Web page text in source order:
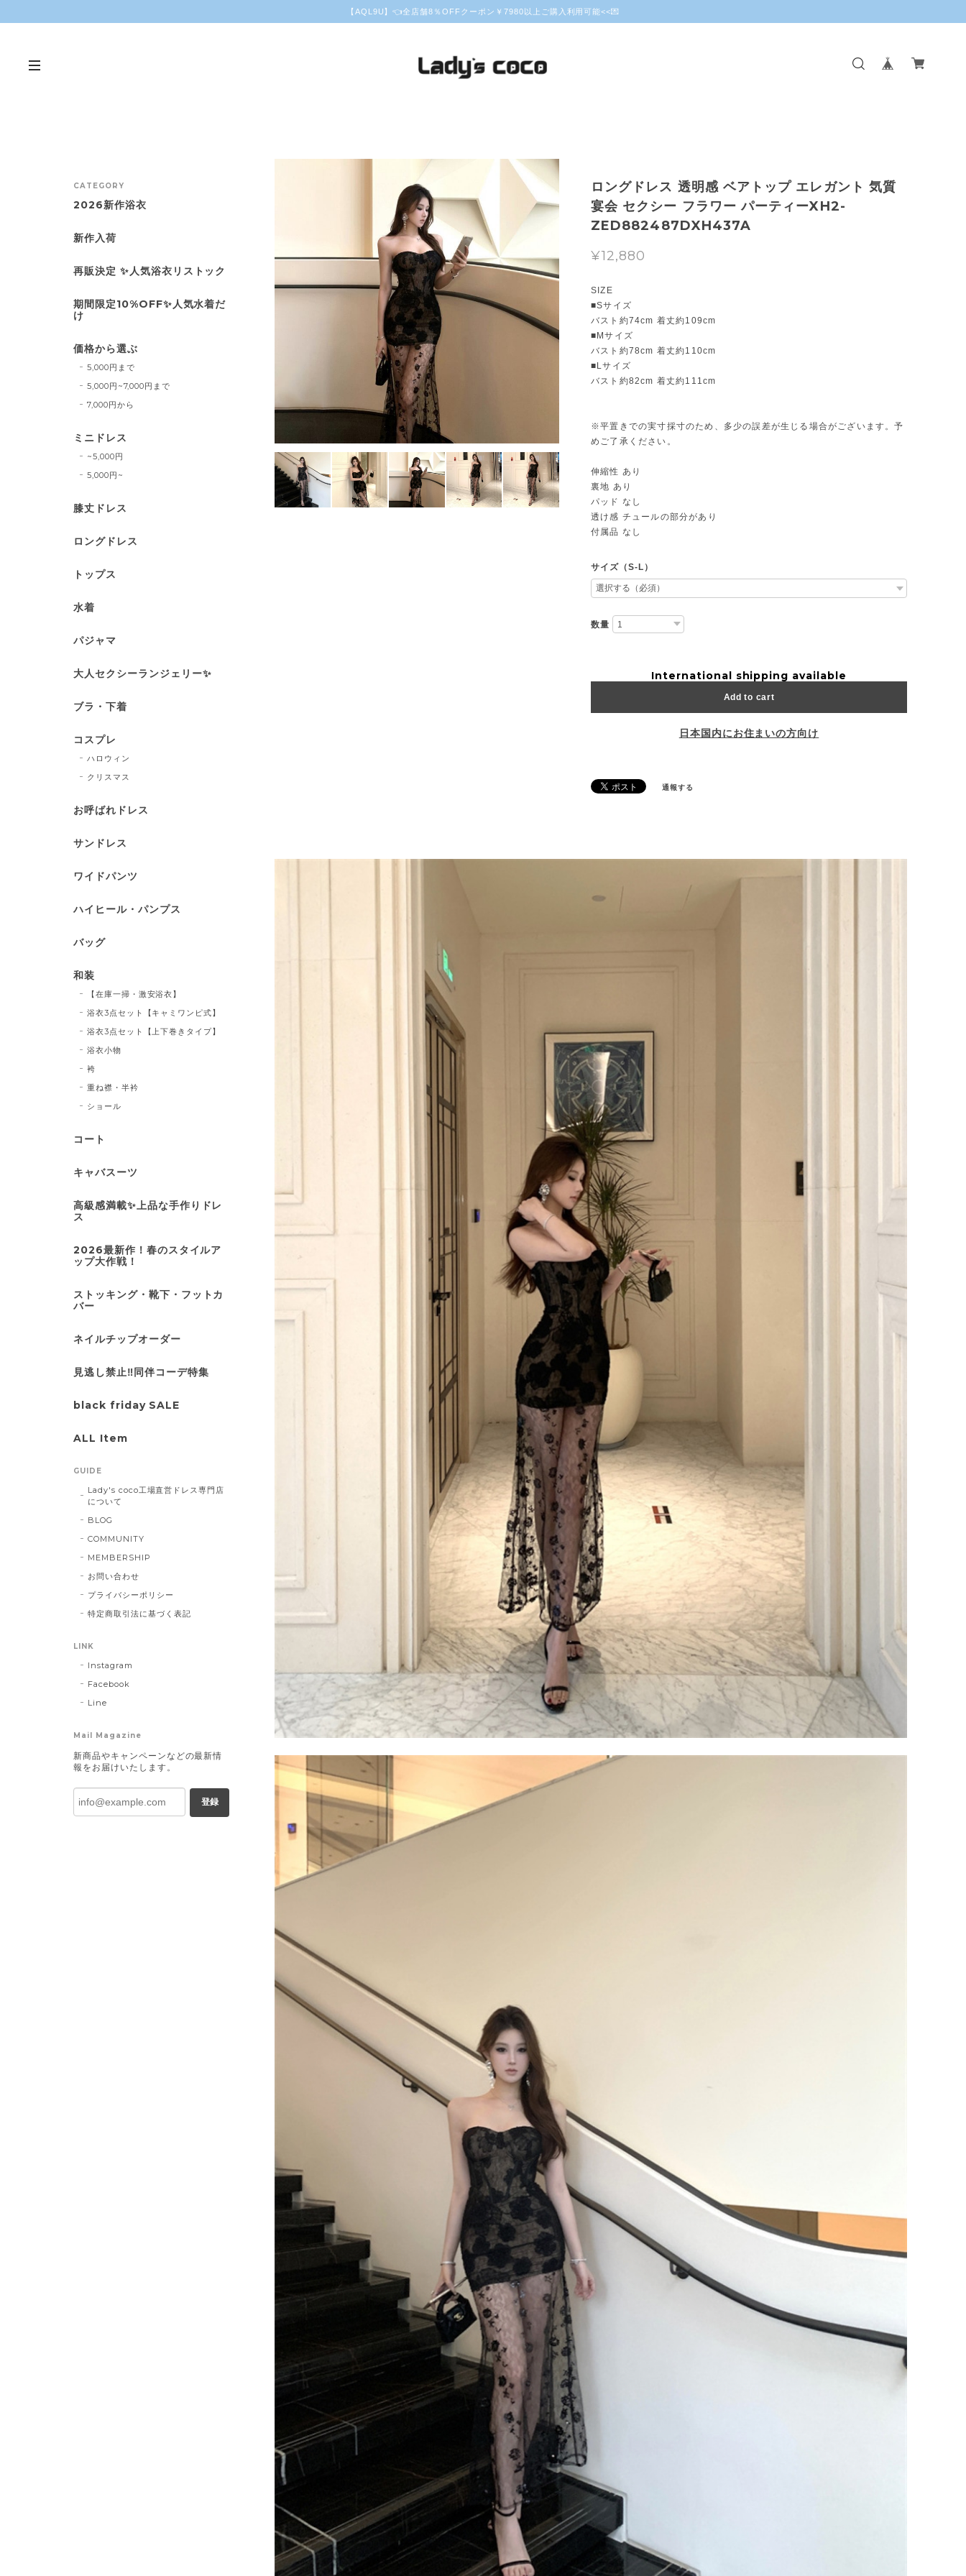
【AQL9U】👈全店舗8％OFFクーポン￥7980以上ご購入利用可能<<💌
ロングドレス 透明感 ベアトップ エレガント 気質
宴会 セクシー フラワー パーティーXH2-
ZED882487DXH437A
¥12,880
SIZE
■Sサイズ
バスト約74cm 着丈約109cm
■Mサイズ
バスト約78cm 着丈約110cm
■Lサイズ
バスト約82cm 着丈約111cm
※平置きでの実寸採寸のため、多少の誤差が生じる場合がございます。予
めご了承ください。
伸縮性 あり
裏地 あり
パッド なし
透け感 チュールの部分があり
付属品 なし
サイズ（S-L）
数量
International shipping available
Add to cart
日本国内にお住まいの方向け
通報する
CATEGORY
2026新作浴衣
新作入荷
再販決定 ✨人気浴衣リストック
期間限定10%OFF✨人気水着だ
け
価格から選ぶ
5,000円まで
5,000円~7,000円まで
7,000円から
ミニドレス
~5,000円
5,000円~
膝丈ドレス
ロングドレス
トップス
水着
パジャマ
大人セクシーランジェリー✨
ブラ・下着
コスプレ
ハロウィン
クリスマス
お呼ばれドレス
サンドレス
ワイドパンツ
ハイヒール・パンプス
バッグ
和装
【在庫一掃・激安浴衣】
浴衣3点セット【キャミワンピ式】
浴衣3点セット【上下巻きタイプ】
浴衣小物
袴
重ね襟・半衿
ショール
コート
キャバスーツ
高級感満載✨上品な手作りドレ
ス
2026最新作！春のスタイルア
ップ大作戦！
ストッキング・靴下・フットカ
バー
ネイルチップオーダー
見逃し禁止‼同伴コーデ特集
black friday SALE
ALL Item
GUIDE
Lady's coco工場直営ドレス専門店
について
BLOG
COMMUNITY
MEMBERSHIP
お問い合わせ
プライバシーポリシー
特定商取引法に基づく表記
LINK
Instagram
Facebook
Line
Mail Magazine
新商品やキャンペーンなどの最新情
報をお届けいたします。
登録